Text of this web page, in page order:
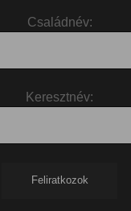
Családnév:
Keresztnév: